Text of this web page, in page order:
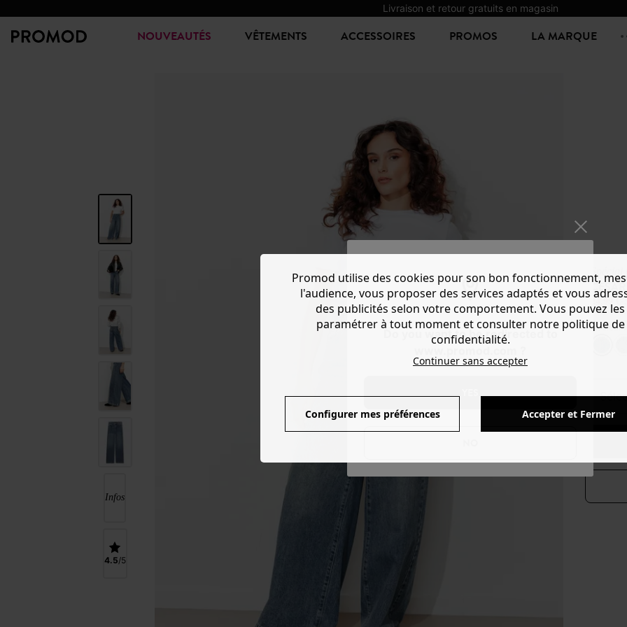
Livraison et retour gratuits en magasin
Do you want to be redirected to
NOUVEAUTÉS VÊTEMENTS ACCESSOIRES PROMOS LA MARQUE
Infos
4.5
24,99 €-
Couleur :
Promod utilise des cookies pour son bon fonctionnement,
l'audience, vous proposer des services adaptés et vous
des publicités selon votre comportement. Vous pouvez les
paramétrer à tout moment et consulter notre politique de
confidentialité.
Continuer sans accepter
Configurer mes préférences Accepter et Fermer